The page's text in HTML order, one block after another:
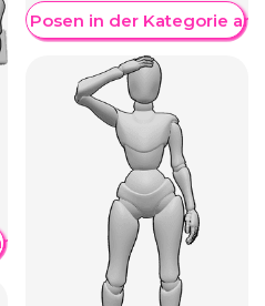
Posen in der Kategorie